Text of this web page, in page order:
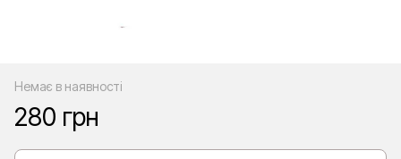
Немає в наявності
280 грн